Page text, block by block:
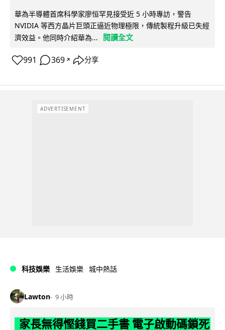
華為半導體首席科學家廖恒罕見接受近 5 小時專訪，警告
NVIDIA 等西方晶片巨頭正逼近物理極限，傳統製程升級已失經
濟效益。他同時介紹華為...
閱讀全文
991 369 ↗ 分享
ADVERTISEMENT
科技娛樂 生活娛樂 城中熱話
Lawton 9 小時
家長無得慳錢買二手書 電子啟動碼鎖死